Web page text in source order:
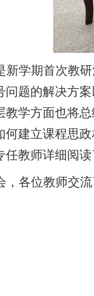
新学期首次教
问题的解决方
教学方面也将
何建立课程思
教师详细阅
，各位教师交